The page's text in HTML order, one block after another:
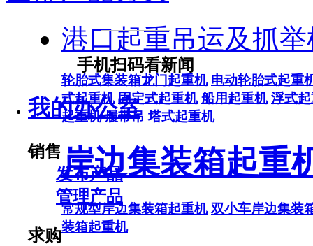
手机扫码看新闻
我的办公室
销售
发布产品
管理产品
求购
港口起重吊运及抓
轮胎式集装箱龙门起重机 电动轮胎式起重
式起重机 固定式起重机 船用起重机 浮式
起重机 履带吊 塔式起重机
岸边集装箱起重
常规型岸边集装箱起重机 双小车岸边集装
装箱起重机